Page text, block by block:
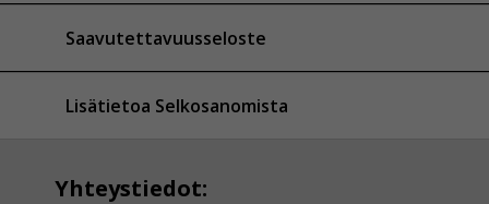
Saavutettavuusseloste
Lisätietoa Selkosanomista
Yhteystiedot: